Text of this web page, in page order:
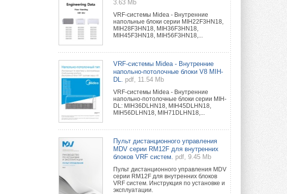
3.63 Mb
VRF-системы Midea - Внутренние
напольные блоки серии MIH22F3HN18,
MIH28F3HN18, MIH36F3HN18,
MIH45F3HN18, MIH56F3HN18,...
VRF-системы Midea - Внутренние
напольно-потолочные блоки V8 MIH-
DL.
pdf, 11.54 Mb
VRF-системы Midea - Внутренние
напольно-потолочные блоки серии MIH-
DL: MIH36DLHN18, MIH45DLHN18,
MIH56DLHN18, MIH71DLHN18,...
Пульт дистанционного управления
MDV серии RM12F для внутренних
блоков VRF систем.
pdf, 9.45 Mb
Пульт дистанционного управления MDV
серии RM12F для внутренних блоков
VRF систем. Инструкция по установке и
эксплуатации.